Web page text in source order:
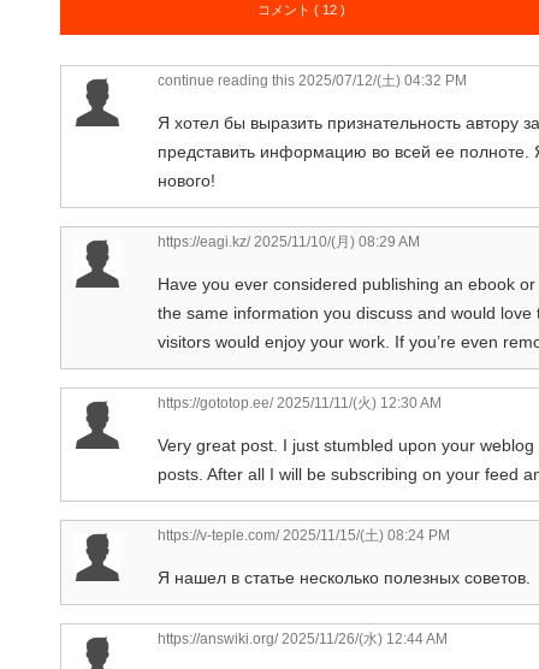
コメント ( 12 )
continue reading this 2025/07/12/(土) 04:32 PM
Я хотел бы выразить признательность автору
представить информацию во всей ее полноте.
нового!
https://eagi.kz/2025/11/10/(月) 08:29 AM
Have you ever considered publishing an ebook
the same information you discuss and would
visitors would enjoy your work. If you’re even
https://gototop.ee/2025/11/11/(火) 12:30 AM
Very great post. I just stumbled upon your
posts. After all I will be subscribing on your feed
https://v-teple.com/2025/11/15/(土) 08:24 PM
Я нашел в статье несколько полезных советов.
https://answiki.org/2025/11/26/(水) 12:44 AM